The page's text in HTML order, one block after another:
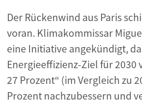
Der Rückenwind aus Paris
voran. Klimakommissar
eine Initiative angekündigt,
Energieeffizienz-Ziel für 2030
27 Prozent“ (im Vergleich zu
Prozent nachzubessern und